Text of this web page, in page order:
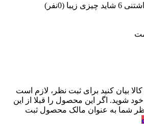
زیبا
(0نفر)
بیان کنید برای ثبت نظر، لازم است
شوید. اگر این محصول را قبلا از این
شما به عنوان مالک محصول ثبت